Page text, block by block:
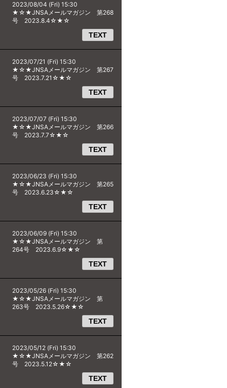
2023/08/04 (Fri) 15:30
★☆★JNSAメールマガジン 第268
号 2023.8.4☆★☆
TEXT
2023/07/21 (Fri) 15:30
★☆★JNSAメールマガジン 第267
号 2023.7.21☆★☆
TEXT
2023/07/07 (Fri) 15:30
★☆★JNSAメールマガジン 第266
号 2023.7.7☆★☆
TEXT
2023/06/23 (Fri) 15:30
★☆★JNSAメールマガジン 第265
号 2023.6.23☆★☆
TEXT
2023/06/09 (Fri) 15:30
★☆★JNSAメールマガジン 第
264号 2023.6.9☆★☆
TEXT
2023/05/26 (Fri) 15:30
★☆★JNSAメールマガジン 第
263号 2023.5.26☆★☆
TEXT
2023/05/12 (Fri) 15:30
★☆★JNSAメールマガジン 第262
号 2023.5.12☆★☆
TEXT